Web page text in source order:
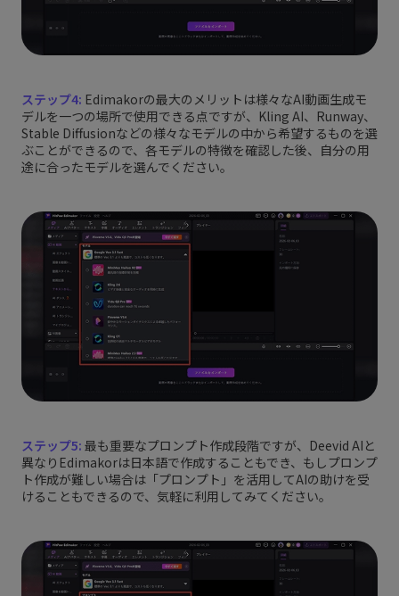
ステップ4: Edimakorの最大のメリットは様々なAI動画生成モ
デルを一つの場所で使用できる点ですが、Kling AI、Runway、
Stable Diffusionなどの様々なモデルの中から希望するものを選
ぶことができるので、各モデルの特徴を確認した後、自分の用
途に合ったモデルを選んでください。
ステップ5: 最も重要なプロンプト作成段階ですが、Deevid AIと
異なりEdimakorは日本語で作成することもでき、もしプロンプ
ト作成が難しい場合は「プロンプト」を活用してAIの助けを受
けることもできるので、気軽に利用してみてください。